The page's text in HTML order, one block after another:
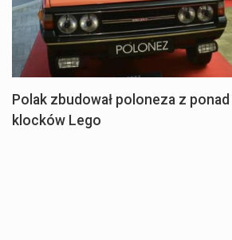
Polak zbudował poloneza z
klocków Lego